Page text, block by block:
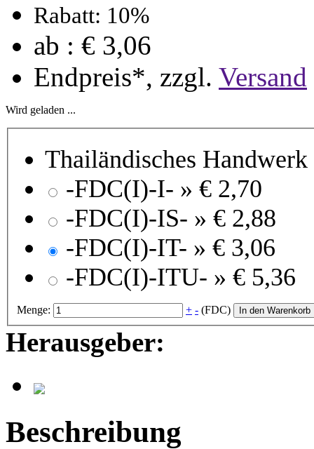
Rabatt: 10%
ab : € 3,06
Endpreis*, zzgl. Versand
Wird geladen ...
Thailändisches Handwerk
-FDC(I)-I- » € 2,70
-FDC(I)-IS- » € 2,88
-FDC(I)-IT- » € 3,06
-FDC(I)-ITU- » € 5,36
Menge: + - (FDC) In den Warenkorb
Herausgeber:
Beschreibung